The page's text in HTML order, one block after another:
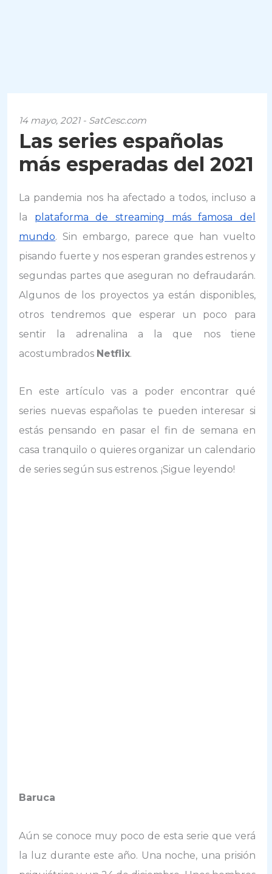
14 mayo, 2021 - SatCesc.com
Las series españolas
más esperadas del 2021
La pandemia nos ha afectado a todos, incluso a
la plataforma de streaming más famosa del
mundo. Sin embargo, parece que han vuelto
pisando fuerte y nos esperan grandes estrenos y
segundas partes que aseguran no defraudarán.
Algunos de los proyectos ya están disponibles,
otros tendremos que esperar un poco para
sentir la adrenalina a la que nos tiene
acostumbrados Netflix.
En este artículo vas a poder encontrar qué
series nuevas españolas te pueden interesar si
estás pensando en pasar el fin de semana en
casa tranquilo o quieres organizar un calendario
de series según sus estrenos. ¡Sigue leyendo!
Baruca
Aún se conoce muy poco de esta serie que verá
la luz durante este año. Una noche, una prisión